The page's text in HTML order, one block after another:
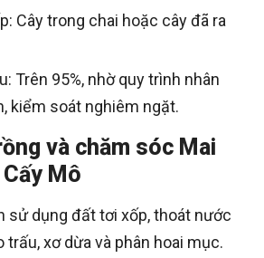
Cây trong chai hoặc cây đã ra
Trên 95%, nhờ quy trình nhân
kiểm soát nghiêm ngặt.
và chăm sóc Mai
Mô
sử dụng đất tơi xốp, thoát nước
trấu, xơ dừa và phân hoai mục.